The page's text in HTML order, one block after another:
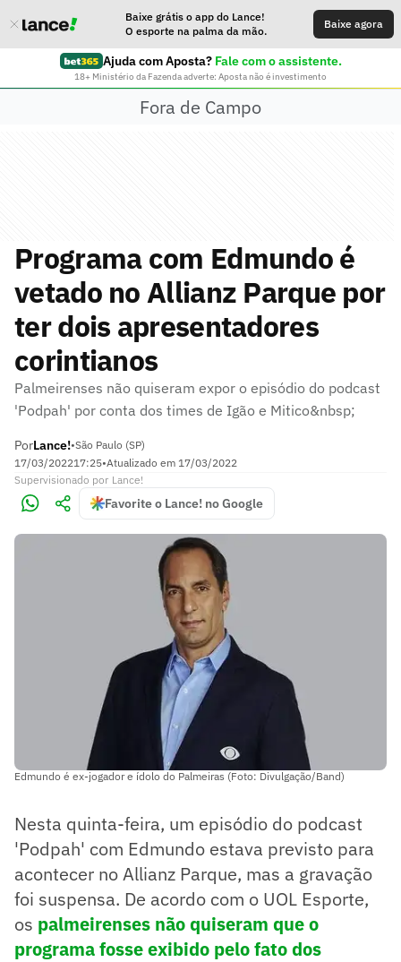
Baixe grátis o app do Lance!
O esporte na palma da mão.
Baixe agora
Ajuda com Aposta? Fale com o assistente.
18+ Ministério da Fazenda adverte: Aposta não é investimento
Fora de Campo
Programa com Edmundo é
vetado no Allianz Parque por
ter dois apresentadores
corintianos
Palmeirenses não quiseram expor o episódio do podcast
'Podpah' por conta dos times de Igão e Mitico&nbsp;
PorLance!•São Paulo (SP)
17/03/202217:25•Atualizado em 17/03/2022
Supervisionado por Lance!
Favorite o Lance! no Google
Edmundo é ex-jogador e ídolo do Palmeiras (Foto: Divulgação/Band)
Nesta quinta-feira, um episódio do podcast
'Podpah' com Edmundo estava previsto para
acontecer no Allianz Parque, mas a gravação
foi suspensa. De acordo com o UOL Esporte,
os palmeirenses não quiseram que o
programa fosse exibido pelo fato dos